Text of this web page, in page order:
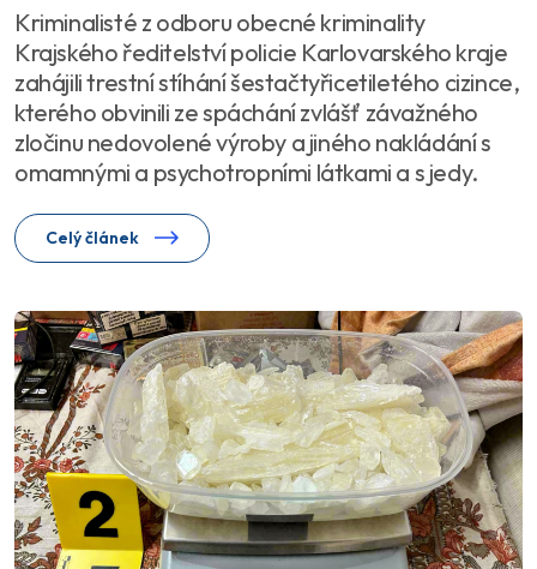
Kriminalisté z odboru obecné kriminality
Krajského ředitelství policie Karlovarského kraje
zahájili trestní stíhání šestačtyřicetiletého cizince,
kterého obvinili ze spáchání zvlášť závažného
zločinu nedovolené výroby a jiného nakládání s
omamnými a psychotropními látkami a s jedy.
Celý článek